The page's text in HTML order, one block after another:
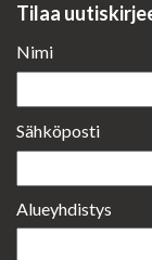
Tilaa
Nimi
Sähköposti
Alueyhdistys